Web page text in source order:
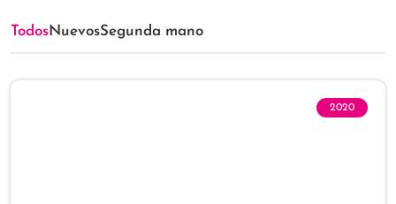
TodosNuevosSegunda mano
2020